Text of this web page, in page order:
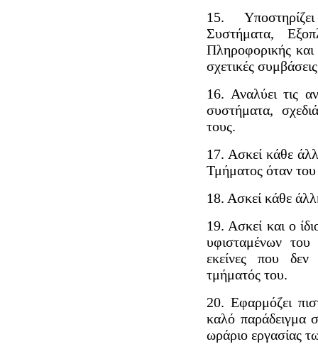
15.
Συστήματα,
Πληροφορικής και
σχετικές
16. Αναλύει τις
συστήματα,
τους.
17. Ασκεί κάθε
Τμήματος όταν του
18. Ασκεί κάθε
19. Ασκεί και ο
υφισταμένων
εκείνες που
τμήματός του.
20. Εφαρμόζει
καλό παράδειγμα
ωράριο εργασίας